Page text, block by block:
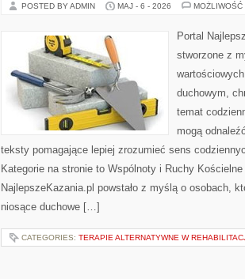
POSTED BY ADMIN MAJ - 6 - 2026 MOŻLIWOŚĆ
Portal
stworzone z
duchowym,
temat
mogą
teksty pomagające lepiej zrozumieć sens
Kategorie na stronie to Wspólnoty i Ruchy Kościelne
NajlepszeKazania.pl powstało z myślą o osobach,
niosące duchowe […]
CATEGORIES: TERAPIE ALTERNATYWNE W